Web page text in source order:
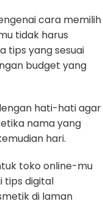
cara memilih
tidak harus
tips yang sesuai
budget yang
hati-hati agar
nama yang
hari.
toko online-mu
tips digital
di laman